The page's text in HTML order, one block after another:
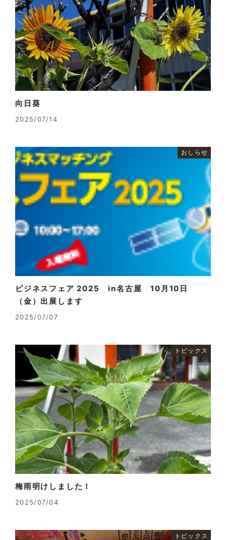
向日葵
2025/07/14
おしらせ
ビジネスフェア 2025 in名古屋 10月10日
（金）出展します
2025/07/07
トピックス
梅雨明けしました！
2025/07/04
トピックス